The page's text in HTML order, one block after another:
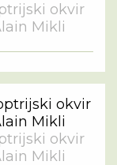
okvir
Mikli
okvir
Mikli